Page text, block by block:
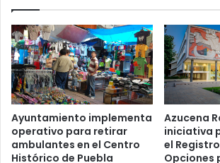
e
n
S
a
n
A
n
d
r
d
l
l
e
v
J
o
r
Ayuntamiento implementa
operativo para retirar
ambulantes en el Centro
Histórico de Puebla
Azucena
iniciativa
el
Opciones